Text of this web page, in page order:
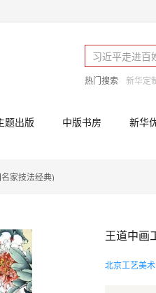
热门搜索 新华定
题出版 中版书房 新华
家技法经典)
王道中画
北京工艺美